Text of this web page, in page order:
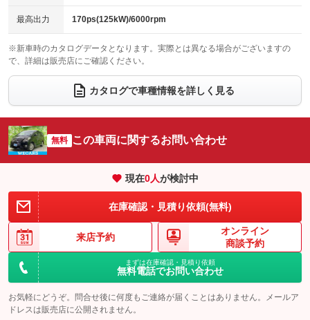
チップアップシート
：装備なし
：装備なし ：装備なし
ウォークスルー
：装備なし
電動リアゲート フロントカメラ
：装備なし
：装備なし ：装備なし
サイドカメラ
：装備なし ルーフレール
：装備なし
：装備なし
：装備なし
最高出力 170ps(125kW)/6000rpm
※新車時のカタログデータとなります。実際とは異なる場合がございますの
で、詳細は販売店にご確認ください。
カタログで車種情報を詳しく見る
無料 この車両に関するお問い合わせ
現在0人が検討中
在庫確認・見積り依頼(無料)
来店予約
オンライン
商談予約
まずは在庫確認・見積り依頼
無料電話でお問い合わせ
お気軽にどうぞ。問合せ後に何度もご連絡が届くことはありません。メールア
ドレスは販売店に公開されません。